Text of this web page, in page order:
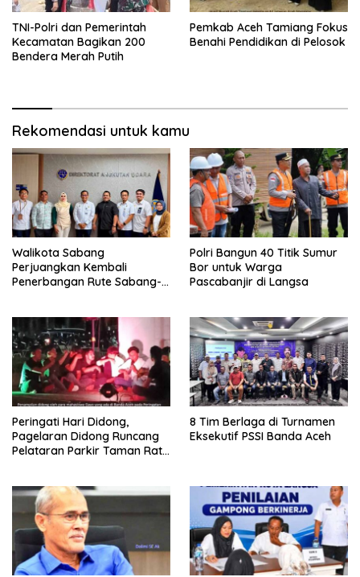
TNI-Polri dan Pemerintah
Kecamatan Bagikan 200
Bendera Merah Putih
Pemkab Aceh Tamiang Fokus
Benahi Pendidikan di Pelosok
Rekomendasi untuk kamu
Walikota Sabang
Perjuangkan Kembali
Penerbangan Rute Sabang-
Polri Bangun 40 Titik Sumur
Bor untuk Warga
Pascabanjir di Langsa
Peringati Hari Didong,
Pagelaran Didong Runcang
Pelataran Parkir Taman Ratu
8 Tim Berlaga di Turnamen
Eksekutif PSSI Banda Aceh